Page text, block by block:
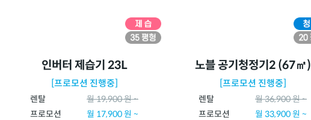
인버터 제습기 23L
[프로모션 진행중]
렌탈 월19,900원 ~
프로모션
월 17,900원 ~
노블 공기청정기2 (67㎡)
[프로모션 진행중]
렌탈 월36,900원 ~
프로모션
월 33,900원 ~